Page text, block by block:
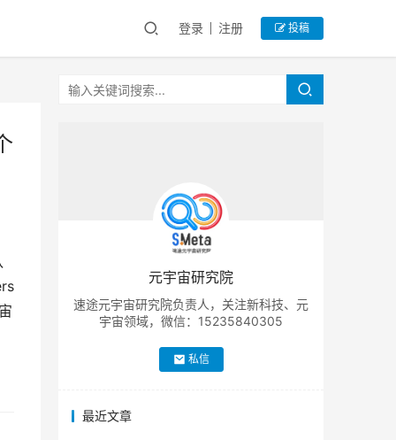
登录 注册 投稿
元宇宙研究院
速途元宇宙研究院负责人，关注新科技、元
宇宙领域，微信：15235840305
私信
最近文章